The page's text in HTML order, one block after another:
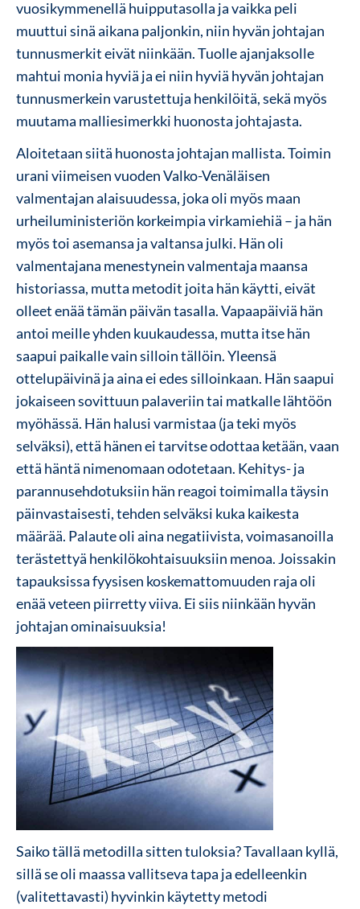
vuosikymmenellä huipputasolla ja vaikka peli
muuttui sinä aikana paljonkin, niin hyvän johtajan
tunnusmerkit eivät niinkään. Tuolle ajanjaksolle
mahtui monia hyviä ja ei niin hyviä hyvän johtajan
tunnusmerkein varustettuja henkilöitä, sekä myös
muutama malliesimerkki huonosta johtajasta.
Aloitetaan siitä huonosta johtajan mallista. Toimin
urani viimeisen vuoden Valko-Venäläisen
valmentajan alaisuudessa, joka oli myös maan
urheiluministeriön korkeimpia virkamiehiä – ja hän
myös toi asemansa ja valtansa julki. Hän oli
valmentajana menestynein valmentaja maansa
historiassa, mutta metodit joita hän käytti, eivät
olleet enää tämän päivän tasalla. Vapaapäiviä hän
antoi meille yhden kuukaudessa, mutta itse hän
saapui paikalle vain silloin tällöin. Yleensä
ottelupäivinä ja aina ei edes silloinkaan. Hän saapui
jokaiseen sovittuun palaveriin tai matkalle lähtöön
myöhässä. Hän halusi varmistaa (ja teki myös
selväksi), että hänen ei tarvitse odottaa ketään, vaan
että häntä nimenomaan odotetaan. Kehitys- ja
parannusehdotuksiin hän reagoi toimimalla täysin
päinvastaisesti, tehden selväksi kuka kaikesta
määrää. Palaute oli aina negatiivista, voimasanoilla
terästettyä henkilökohtaisuuksiin menoa. Joissakin
tapauksissa fyysisen koskemattomuuden raja oli
enää veteen piirretty viiva. Ei siis niinkään hyvän
johtajan ominaisuuksia!
Saiko tällä metodilla sitten tuloksia? Tavallaan kyllä,
sillä se oli maassa vallitseva tapa ja edelleenkin
(valitettavasti) hyvinkin käytetty metodi